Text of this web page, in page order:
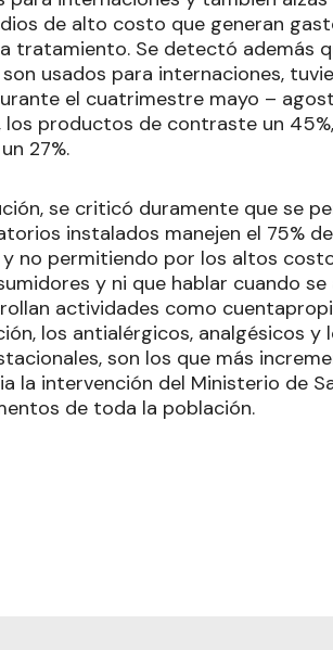
de alto costo que generan
tratamiento. Se detectó además
usados para internaciones,
el cuatrimestre mayo –
los productos de contraste un
27%.
se criticó duramente que se
instalados manejen el 75%
no permitiendo por los altos
y ni que hablar cuando
actividades como
los antialérgicos, analgésicos y
son los que más
la intervención del Ministerio de
de toda la población.